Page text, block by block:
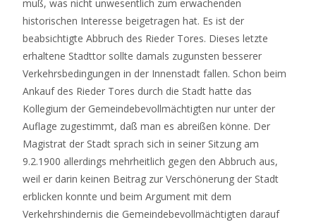
muß, was nicht unwesentlich zum erwachenden
historischen Interesse beigetragen hat. Es ist der
beabsichtigte Abbruch des Rieder Tores. Dieses letzte
erhaltene Stadttor sollte damals zugunsten besserer
Verkehrsbedingungen in der Innenstadt fallen. Schon beim
Ankauf des Rieder Tores durch die Stadt hatte das
Kollegium der Gemeindebevollmächtigten nur unter der
Auflage zugestimmt, daß man es abreißen könne. Der
Magistrat der Stadt sprach sich in seiner Sitzung am
9.2.1900 allerdings mehrheitlich gegen den Abbruch aus,
weil er darin keinen Beitrag zur Verschönerung der Stadt
erblicken konnte und beim Argument mit dem
Verkehrshindernis die Gemeindebevollmächtigten darauf